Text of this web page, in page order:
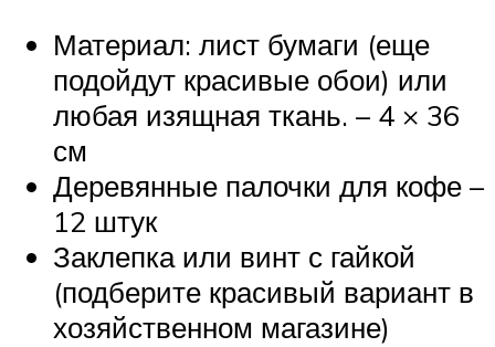
Материал: лист бумаги (еще
подойдут красивые обои) или
любая изящная ткань. – 4 × 36
см
Деревянные палочки для кофе –
12 штук
Заклепка или винт с гайкой
(подберите красивый вариант в
хозяйственном магазине)